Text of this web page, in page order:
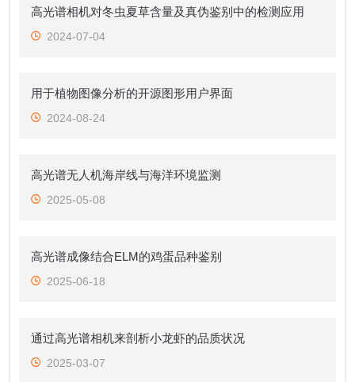
高光谱相机对冬虫夏草含量及真伪鉴别中的检测应用
2024-07-04
用于植物图像分析的开源图形用户界面
2024-08-24
高光谱无人机海岸线与海洋环境监测
2025-05-08
高光谱成像结合ELM的鸡蛋品种鉴别
2025-06-18
通过高光谱相机来剖析小龙虾的品质状况
2025-03-07